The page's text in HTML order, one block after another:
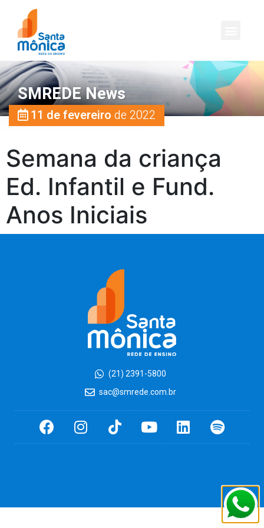
SMREDE News
11 de fevereiro de 2022
Semana da criança
Ed. Infantil e Fund.
Anos Iniciais
(21) 2391-5800
sac@smrede.com.br